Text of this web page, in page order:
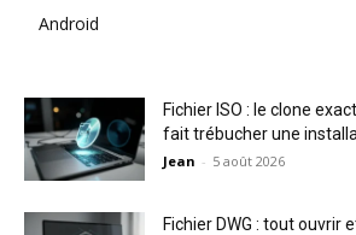
Android
Fichier ISO : le clone
fait trébucher une
Jean - 5 août 2026
Fichier DWG : tout ouvrir